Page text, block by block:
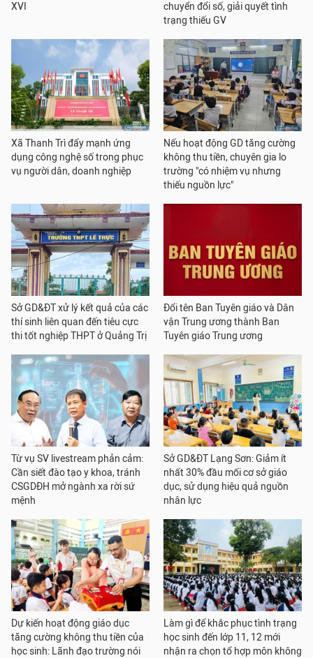
XVI
chuyển đổi số, giải quyết tình
trạng thiếu GV
Xã Thanh Trì đẩy mạnh ứng
dụng công nghệ số trong phục
vụ người dân, doanh nghiệp
Nếu hoạt động GD tăng cường
không thu tiền, chuyên gia lo
trường "có nhiệm vụ nhưng
thiếu nguồn lực"
Sở GD&ĐT xử lý kết quả của các
thí sinh liên quan đến tiêu cực
thi tốt nghiệp THPT ở Quảng Trị
Đổi tên Ban Tuyên giáo và Dân
vận Trung ương thành Ban
Tuyên giáo Trung ương
Từ vụ SV livestream phản cảm:
Cần siết đào tạo y khoa, tránh
CSGDĐH mở ngành xa rời sứ
mệnh
Sở GD&ĐT Lạng Sơn: Giảm ít
nhất 30% đầu mối cơ sở giáo
dục, sử dụng hiệu quả nguồn
nhân lực
Dự kiến hoạt động giáo dục
tăng cường không thu tiền của
học sinh: Lãnh đạo trường nói
Làm gì để khắc phục tình trạng
học sinh đến lớp 11, 12 mới
nhận ra chọn tổ hợp môn không